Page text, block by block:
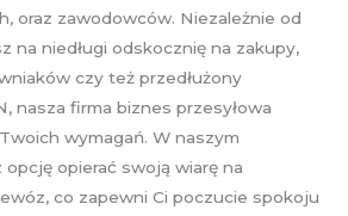
oraz zawodowców. Niezależnie od
na niedługi odskocznię na zakupy,
czy też przedłużony
nasza firma biznes przesyłowa
wymagań. W naszym
opierać swoją wiarę na
co zapewni Ci poczucie spokoju